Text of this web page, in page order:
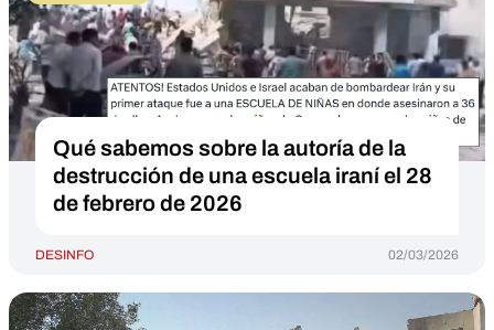
Qué sabemos sobre la autoría de la
destrucción de una escuela iraní el 28
de febrero de 2026
DESINFO 02/03/2026